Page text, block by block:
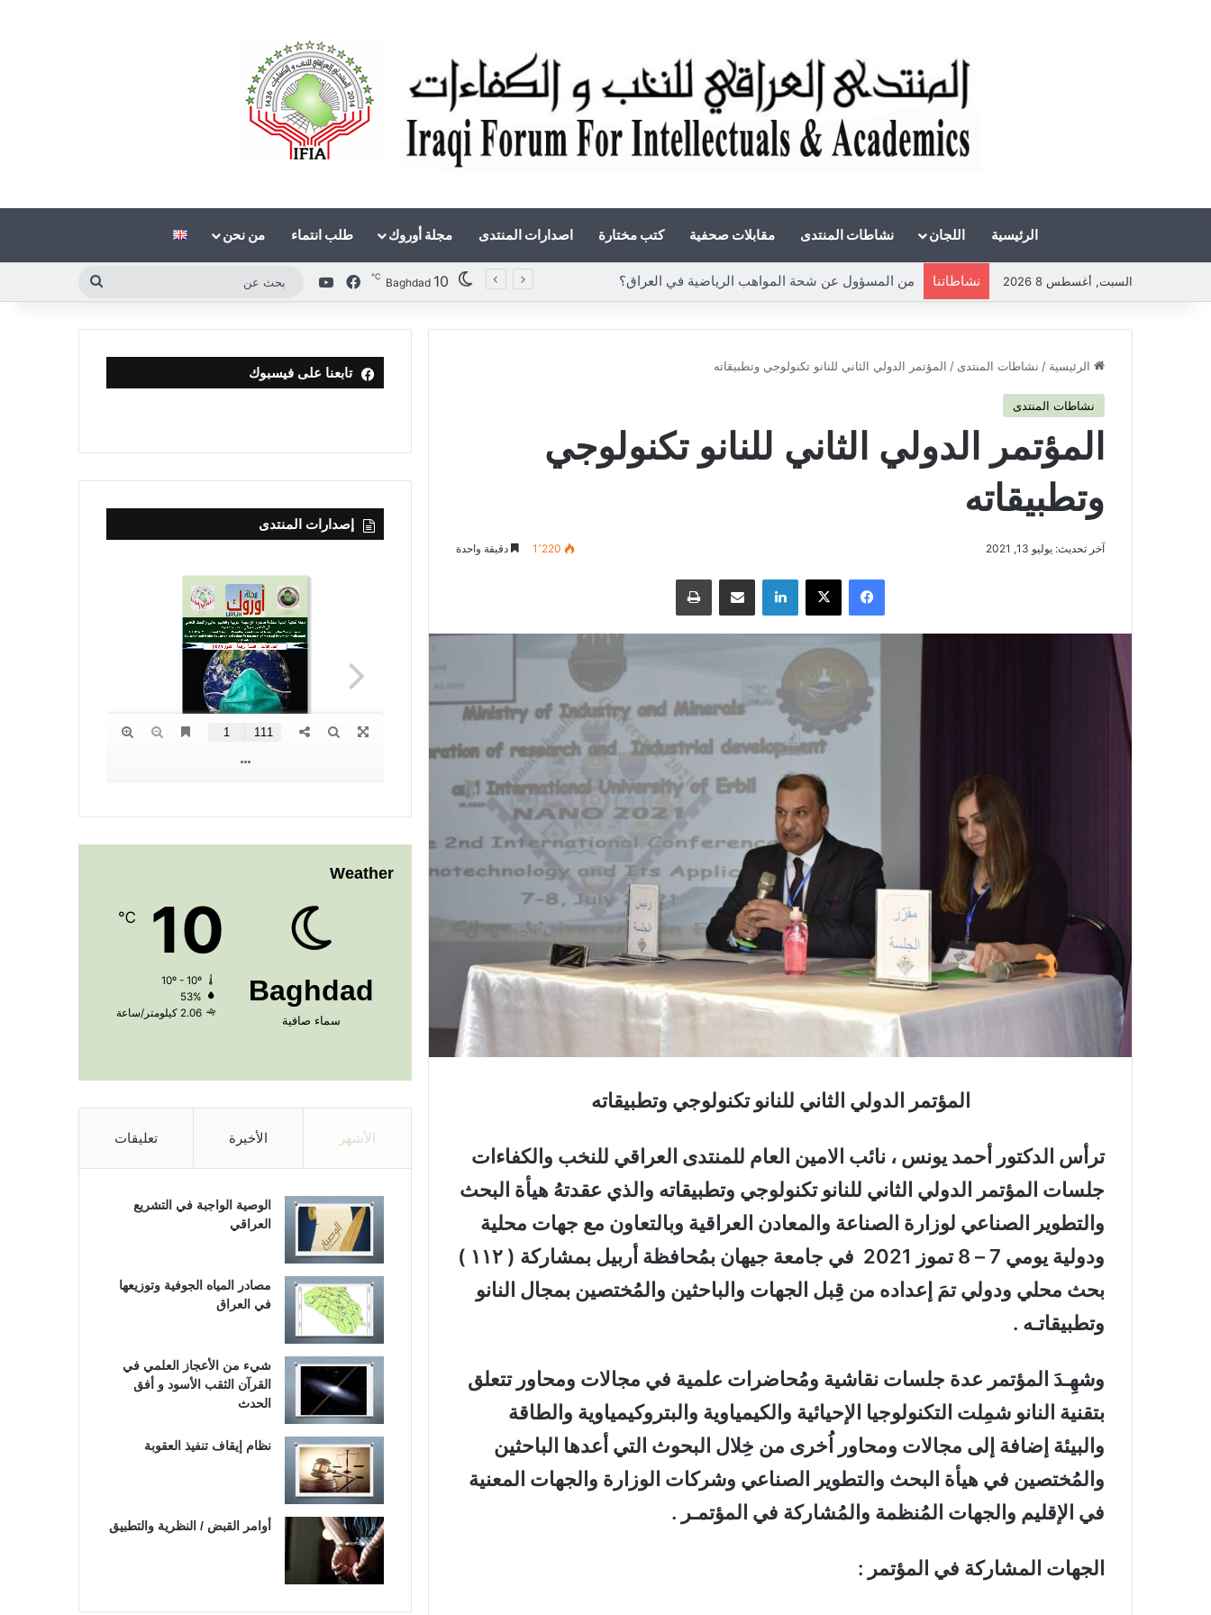
الرئيسية اللجان نشاطات المنتدى مقابلات صحفية كتب مختارة اصدارات المنتدى مجلة أوروك طلب انتماء من نحن
السبت, أغسطس 8 2026 نشاطاتنا من المسؤول عن شحة المواهب الرياضية في العراق؟ Baghdad 10
℃ فيسبوك‫YouTube
الرئيسية / نشاطات المنتدى / المؤتمر الدولي الثاني للنانو تكنولوجي وتطبيقاته
نشاطات المنتدى
المؤتمر الدولي الثاني للنانو تكنولوجي
وتطبيقاته
آخر تحديث: يوليو 13, 2021 1٬220 دقيقة واحدة
فيسبوك لينكدإن
المؤتمر الدولي الثاني للنانو تكنولوجي وتطبيقاته
ترأس الدكتور أحمد يونس ، نائب الامين العام للمنتدى العراقي للنخب والكفاءات
جلسات المؤتمر الدولي الثاني للنانو تكنولوجي وتطبيقاته والذي عقدتهُ هيأة البحث
والتطوير الصناعي لوزارة الصناعة والمعادن العراقية وبالتعاون مع جهات محلية
ودولية يومي 7 – 8 تموز 2021 في جامعة جيهان بمُحافظة أربيل بمشاركة ( ١١٢ )
بحث محلي ودولي تمَ إعداده من قِبل الجهات والباحثين والمُختصين بمجال النانو
وتطبيقاتـه .
وشهِـدَ المؤتمر عدة جلسات نقاشية ومُحاضرات علمية في مجالات ومحاور تتعلق
بتقنية النانو شمِلت التكنولوجيا الإحيائية والكيمياوية والبتروكيمياوية والطاقة
والبيئة إضافة إلى مجالات ومحاور اُخرى من خِلال البحوث التي أعدها الباحثين
والمُختصين في هيأة البحث والتطوير الصناعي وشركات الوزارة والجهات المعنية
في الإقليم والجهات المُنظمة والمُشاركة في المؤتمـر .
الجهات المشاركة في المؤتمر :
تابعنا على فيسبوك
إصدارات المنتدى
Weather
Baghdad
سماء صافية
10
℃
10º - 10º
53%
2.06 كيلومتر/ساعة
الأشهر الأخيرة تعليقات
الوصية الواجبة في التشريع
العراقي
مصادر المياه الجوفية وتوزيعها
في العراق
شيء من الأعجاز العلمي في
القرآن الثقب الأسود و أفق
الحدث
نظام إيقاف تنفيذ العقوبة
أوامر القبض / النظرية والتطبيق